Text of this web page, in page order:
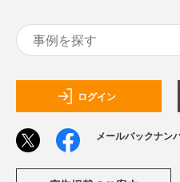
ログイン
メールバックナン